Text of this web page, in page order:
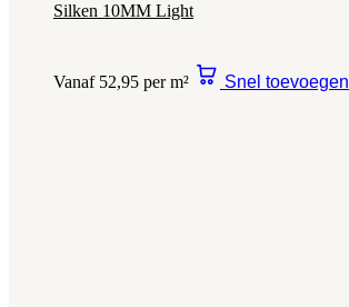
Silken 10MM Light
Vanaf 52,95 per m² Snel toevoegen